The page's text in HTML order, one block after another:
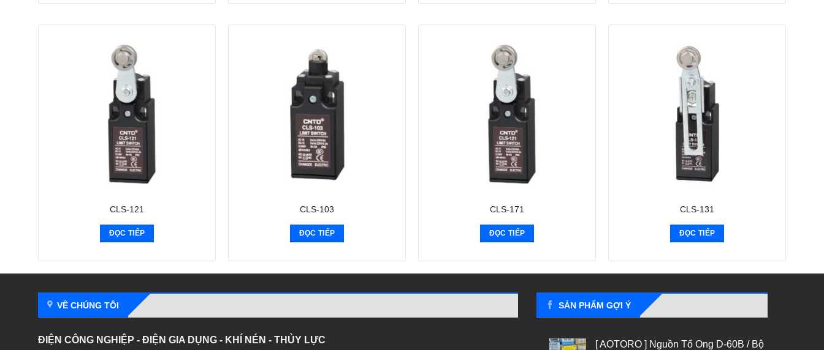
CLS-121
ĐỌC TIẾP
CLS-103
ĐỌC TIẾP
CLS-171
ĐỌC TIẾP
CLS-131
ĐỌC TIẾP
VỀ CHÚNG TÔI
ĐIỆN CÔNG NGHIỆP - ĐIỆN GIA DỤNG - KHÍ NÉN - THỦY LỰC
SẢN PHẨM GỢI Ý
[ AOTORO ] Nguồn Tổ Ong D-60B / Bộ